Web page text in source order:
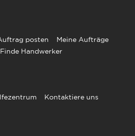
posten
Meine Aufträge
Finde Handwerker
Kontaktiere uns